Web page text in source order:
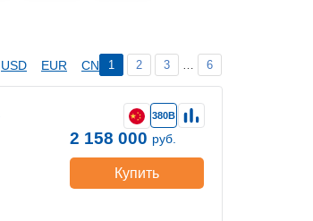
USD EUR CNY 1 2 3 … 6
380В
2 158 000 руб.
Купить